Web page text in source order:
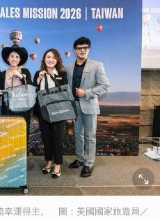
幸運得主。 圖：美國國家旅遊局／